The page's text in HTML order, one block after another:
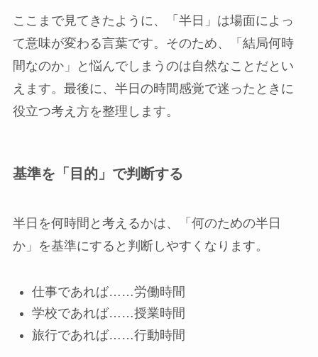
ここまで見てきたように、「半日」は場面によっ
て意味が変わる言葉です。そのため、「結局何時
間なのか」と悩んでしまうのは自然なことだとい
えます。最後に、半日の時間感覚で迷ったときに
役立つ考え方を整理します。
基準を「目的」で判断する
半日を何時間と考えるかは、「何のための半日
か」を基準にすると判断しやすくなります。
仕事であれば……労働時間
学校であれば……授業時間
旅行であれば……行動時間